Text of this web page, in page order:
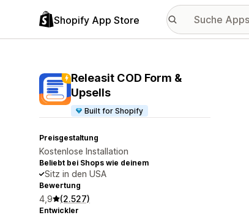
Shopify App Store
Releasit COD Form &
Upsells
Built for Shopify
Preisgestaltung
Kostenlose Installation
Beliebt bei Shops wie deinem
Sitz in den USA
Bewertung
4,9 (2.527)
Entwickler